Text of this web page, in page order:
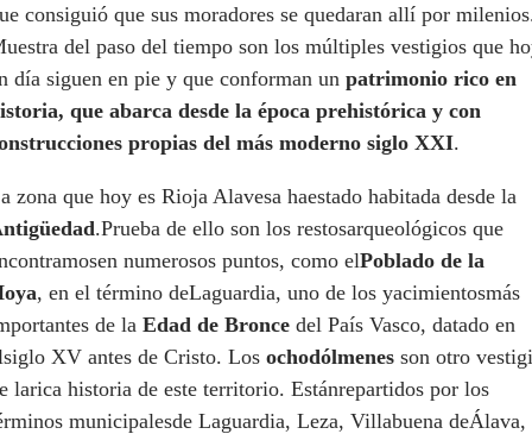
consiguió que sus moradores se quedaran allí por
del paso del tiempo son los múltiples vestigios que
día siguen en pie y que conforman un patrimonio rico en
que abarca desde la época prehistórica y con
propias del más moderno siglo XXI.
zona que hoy es Rioja Alavesa haestado habitada desde la
.Prueba de ello son los restosarqueológicos que
numerosos puntos, como elPoblado de la
, en el término deLaguardia, uno de los yacimientosmás
de la Edad de Bronce del País Vasco, datado en
XV antes de Cristo. Los ochodólmenes son otro
larica historia de este territorio. Estánrepartidos por los
municipalesde Laguardia, Leza, Villabuena deÁlava,